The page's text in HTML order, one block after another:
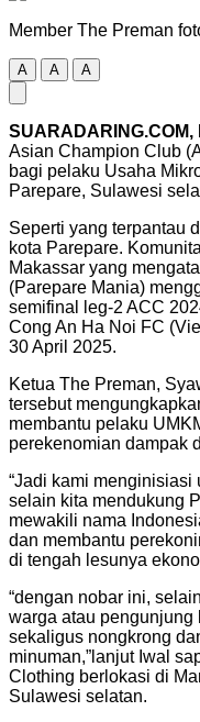
Member The Preman
A A A
SUARADARING.COM,
Asian Champion Club
bagi pelaku Usaha
Parepare, Sulawesi
Seperti yang terpantau
kota Parepare.
Makassar yang
(Parepare Mania)
semifinal leg-2 ACC
Cong An Ha Noi FC
30 April 2025.
Ketua The Preman,
tersebut
membantu pelaku
perekenomian dampak
“Jadi kami
selain kita mendukung
mewakili nama
dan membantu
di tengah lesunya
“dengan nobar ini,
warga atau pengunjung
sekaligus nongkrong
minuman,”lanjut Iwal
Clothing berlokasi di
Sulawesi selatan.